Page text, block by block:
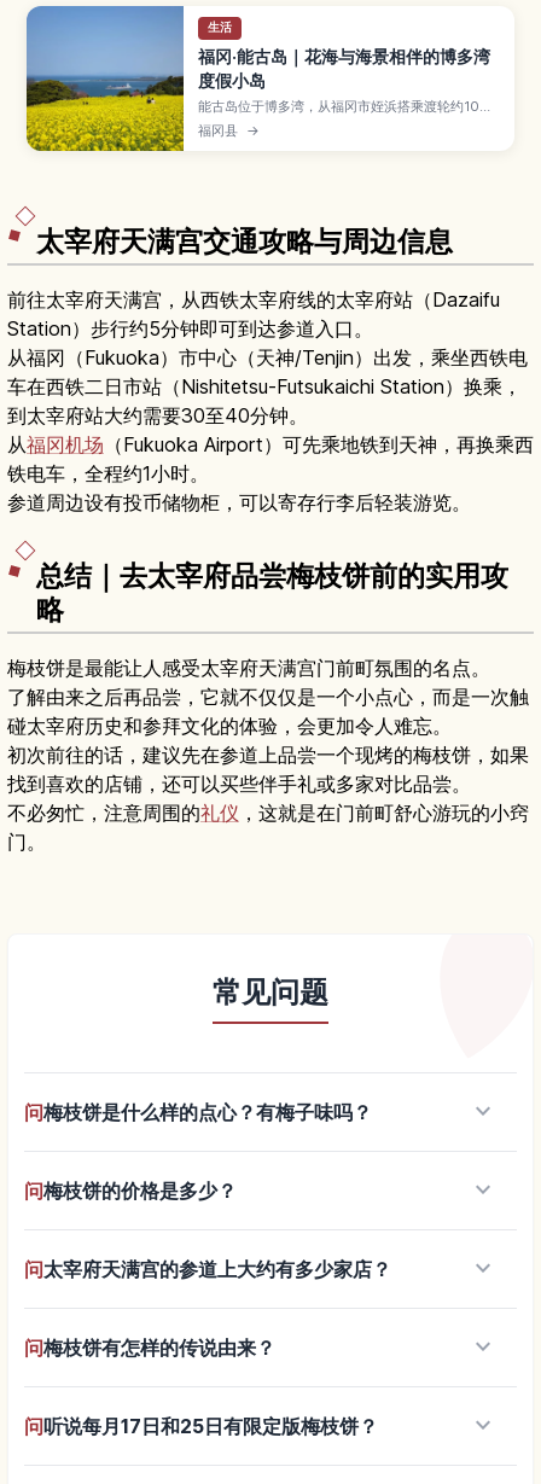
生活
福冈·能古岛｜花海与海景相伴的博多湾
度假小岛
能古岛位于博多湾，从福冈市姪浜搭乘渡轮约10分
钟即可抵达，岛上以季节花海与悠闲海景闻名。文
章介绍能古岛花园的油菜花、向日葵、波斯菊等花
福冈县 →
太宰府天满宫交通攻略与周边信息
前往太宰府天满宫，从西铁太宰府线的太宰府站（Dazaifu
Station）步行约5分钟即可到达参道入口。
从福冈（Fukuoka）市中心（天神/Tenjin）出发，乘坐西铁电
车在西铁二日市站（Nishitetsu-Futsukaichi Station）换乘，
到太宰府站大约需要30至40分钟。
从福冈机场 （Fukuoka Airport）可先乘地铁到天神，再换乘西
铁电车，全程约1小时。
参道周边设有投币储物柜，可以寄存行李后轻装游览。
总结｜去太宰府品尝梅枝饼前的实用攻
略
梅枝饼是最能让人感受太宰府天满宫门前町氛围的名点。
了解由来之后再品尝，它就不仅仅是一个小点心，而是一次触
碰太宰府历史和参拜文化的体验，会更加令人难忘。
初次前往的话，建议先在参道上品尝一个现烤的梅枝饼，如果
找到喜欢的店铺，还可以买些伴手礼或多家对比品尝。
不必匆忙，注意周围的礼仪 ，这就是在门前町舒心游玩的小窍
门。
常见问题
问梅枝饼是什么样的点心？有梅子味吗？ keyboard_arrow_down
问梅枝饼的价格是多少？ keyboard_arrow_down
问太宰府天满宫的参道上大约有多少家店？ keyboard_arrow_down
问梅枝饼有怎样的传说由来？ keyboard_arrow_down
问听说每月17日和25日有限定版梅枝饼？ keyboard_arrow_down